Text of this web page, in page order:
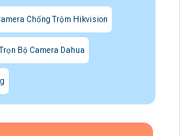
Chống Trộm Hikvision
Bộ Camera Dahua